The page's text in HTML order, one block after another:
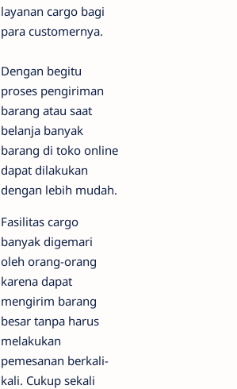
layanan cargo bagi
para customernya.
Dengan begitu
proses pengiriman
barang atau saat
belanja banyak
barang di toko online
dapat dilakukan
dengan lebih mudah.
Fasilitas cargo
banyak digemari
oleh orang-orang
karena dapat
mengirim barang
besar tanpa harus
melakukan
pemesanan berkali-
kali. Cukup sekali